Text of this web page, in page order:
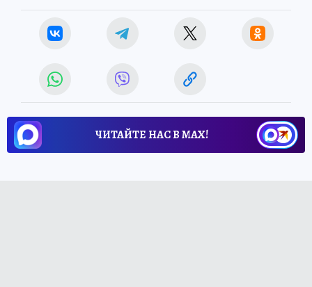
ЧИТАЙТЕ НАС В МАХ!